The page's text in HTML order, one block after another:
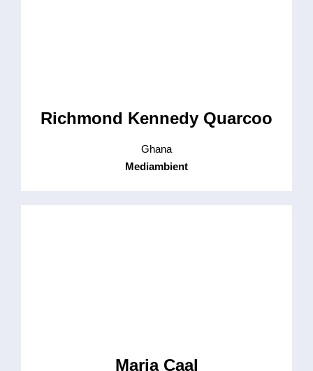
Richmond Kennedy Quarcoo
Ghana
Mediambient
Maria Caal